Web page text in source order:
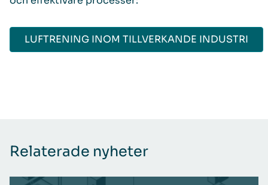
LUFTRENING INOM TILLVERKANDE INDUSTRI
Relaterade nyheter